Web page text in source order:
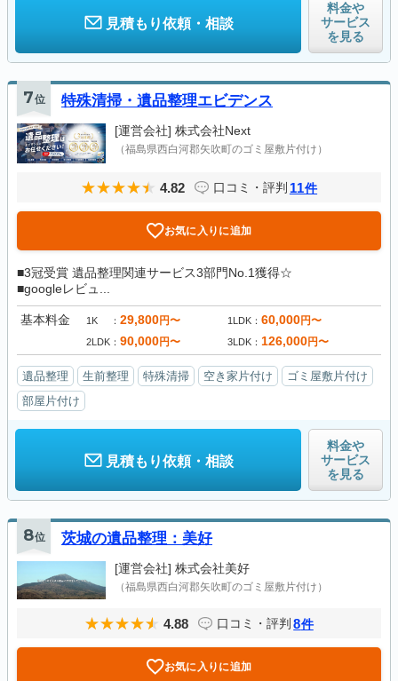
見積もり依頼・相談
料金や
サービス
を見る
7位 特殊清掃・遺品整理エビデンス
[運営会社] 株式会社Next
（福島県西白河郡矢吹町のゴミ屋敷片付け）
4.82 口コミ・評判 11件
お気に入りに追加
■3冠受賞 遺品整理関連サービス3部門No.1獲得☆
■googleレビュ...
基本料金 1K 29,800円〜 1LDK 60,000円〜
2LDK 90,000円〜 3LDK 126,000円〜
遺品整理 生前整理 特殊清掃 空き家片付け
ゴミ屋敷片付け
部屋片付け
見積もり依頼・相談
料金や
サービス
を見る
8位 茨城の遺品整理：美好
[運営会社] 株式会社美好
（福島県西白河郡矢吹町のゴミ屋敷片付け）
4.88 口コミ・評判 8件
お気に入りに追加